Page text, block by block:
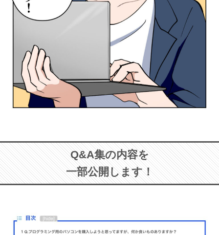
Q&A集の内容を
一部公開します！